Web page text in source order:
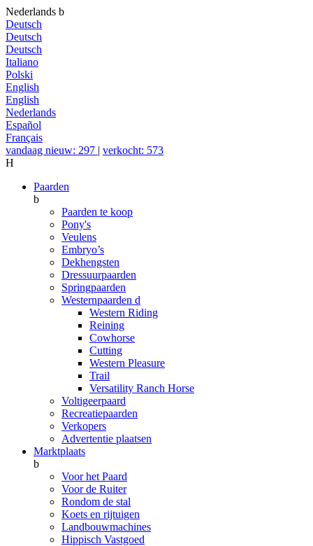
Nederlands b
Deutsch
Deutsch
Deutsch
Italiano
Polski
English
English
Nederlands
Español
Français
vandaag nieuw: 297 | verkocht: 573
H
Paarden
b
Paarden te koop
Pony's
Veulens
Embryo’s
Dekhengsten
Dressuurpaarden
Springpaarden
Westernpaarden d
Western Riding
Reining
Cowhorse
Cutting
Western Pleasure
Trail
Versatility Ranch Horse
Voltigeerpaard
Recreatiepaarden
Verkopers
Advertentie plaatsen
Marktplaats
b
Voor het Paard
Voor de Ruiter
Rondom de stal
Koets en rijtuigen
Landbouwmachines
Hippisch Vastgoed